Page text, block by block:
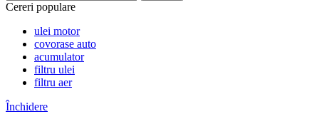
Cereri populare
ulei motor
covorase auto
acumulator
filtru ulei
filtru aer
Închidere